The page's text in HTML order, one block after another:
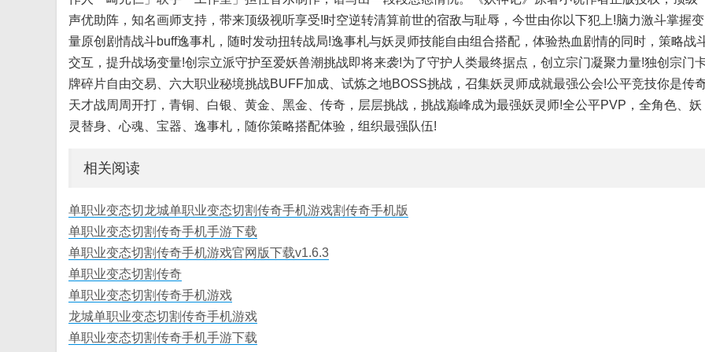
声优助阵，知名画师支持，带来顶级视听享受!时空逆转清算前世的宿敌与耻辱，今世由你以下犯上!脑力激斗掌握变
量原创剧情战斗buff逸事札，随时发动扭转战局!逸事札与妖灵师技能自由组合搭配，体验热血剧情的同时，策略战
交互，提升战场变量!创宗立派守护至爱妖兽潮挑战即将来袭!为了守护人类最终据点，创立宗门凝聚力量!独创宗门
牌碎片自由交易、六大职业秘境挑战BUFF加成、试炼之地BOSS挑战，召集妖灵师成就最强公会!公平竞技你是传
天才战周周开打，青铜、白银、黄金、黑金、传奇，层层挑战，挑战巅峰成为最强妖灵师!全公平PVP，全角色、妖
灵替身、心魂、宝器、逸事札，随你策略搭配体验，组织最强队伍!
相关阅读
单职业变态切龙城单职业变态切割传奇手机游戏割传奇手机版
单职业变态切割传奇手机手游下载
单职业变态切割传奇手机游戏官网版下载v1.6.3
单职业变态切割传奇
单职业变态切割传奇手机游戏
龙城单职业变态切割传奇手机游戏
单职业变态切割传奇手机手游下载